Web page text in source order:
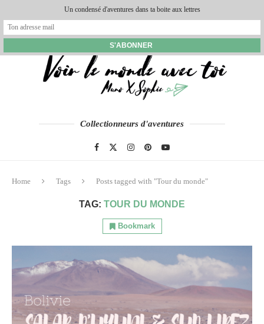
Collectionneurs d'aventures
Home Tags Posts tagged with "Tour du monde"
TAG: TOUR DU MONDE
Bookmark
Un condensé d'aventures dans ta boite aux lettres